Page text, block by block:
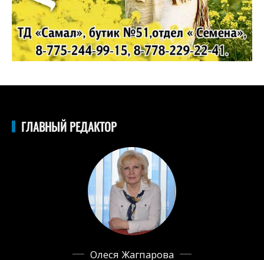
ГЛАВНЫЙ РЕДАКТОР
Олеся Жагпарова